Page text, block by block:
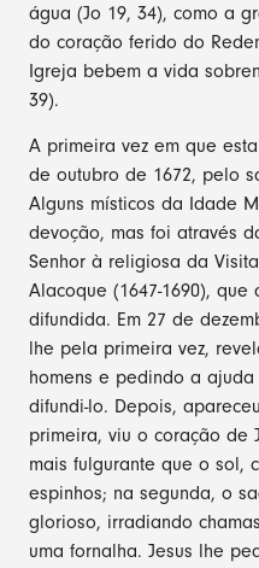
água (Jo 19, 34), como a
do coração ferido do
Igreja bebem a vida
39).
A primeira vez em que
de outubro de 1672, pelo
Alguns místicos da Idade
devoção, mas foi através
Senhor à religiosa da
Alacoque (1647-1690),
difundida. Em 27 de
lhe pela primeira vez,
homens e pedindo a
difundi-lo. Depois,
primeira, viu o coração de
mais fulgurante que o sol,
espinhos; na segunda, o
glorioso, irradiando
uma fornalha. Jesus lhe